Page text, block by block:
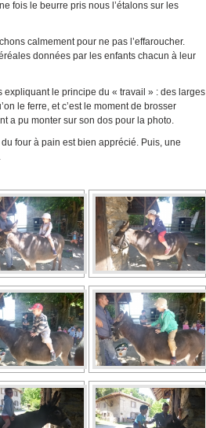
fois le beurre pris nous l’étalons sur les
calmement pour ne pas l’effaroucher.
données par les enfants chacun à leur
expliquant le principe du « travail » : des larges
le ferre, et c’est le moment de brosser
a pu monter sur son dos pour la photo.
four à pain est bien apprécié. Puis, une